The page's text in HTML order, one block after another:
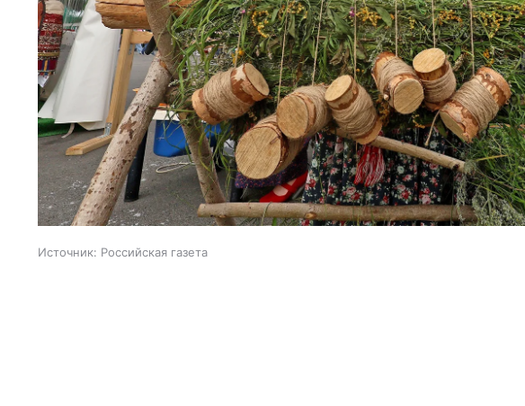
Источник: Российская газета